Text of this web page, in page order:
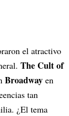
el atractivo
The Cult of
Broadway en
tan
¿El tema